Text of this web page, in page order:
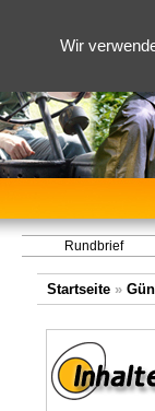
Wir
Rundbrief
Startseite »